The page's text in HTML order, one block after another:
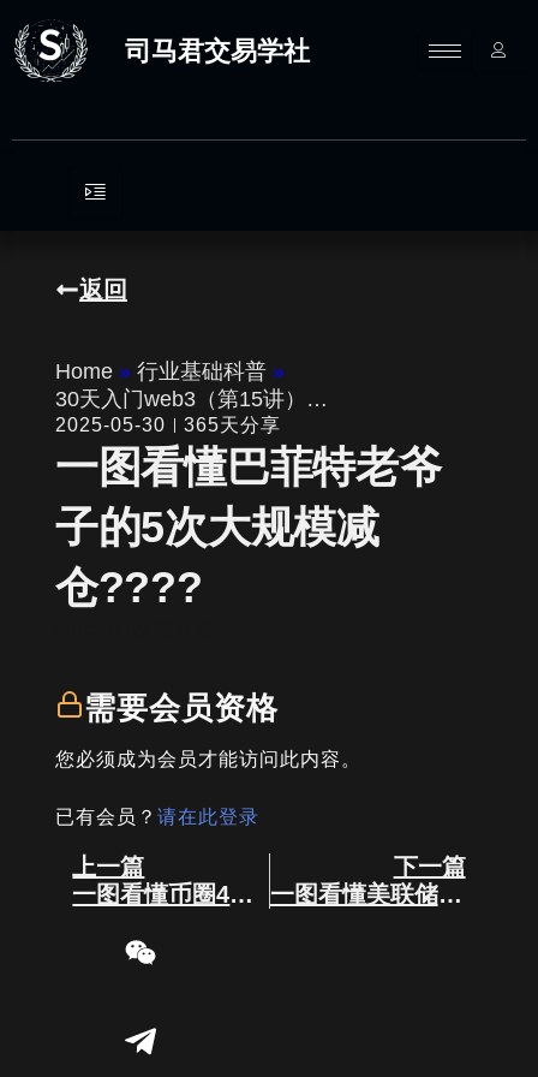
至
内
司马君交易学社
返回
Home » 行业基础科普 »
30天入门web3（第15讲）…
2025-05-30 365天分享
一图看懂巴菲特老爷
子的5次大规模减
仓????
需要会员资格
您必须成为会员才能访问此内容。
已有会员？ 请在此登录
Prev
上一篇
一图看懂币圈4月核心大事件
下一篇
一图看懂美联储????